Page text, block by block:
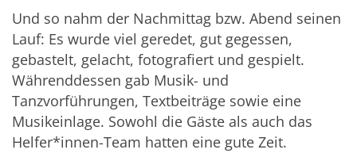
Und so nahm der Nachmittag bzw. Abend seinen
Lauf: Es wurde viel geredet, gut gegessen,
gebastelt, gelacht, fotografiert und gespielt.
Währenddessen gab Musik- und
Tanzvorführungen, Textbeiträge sowie eine
Musikeinlage. Sowohl die Gäste als auch das
Helfer*innen-Team hatten eine gute Zeit.